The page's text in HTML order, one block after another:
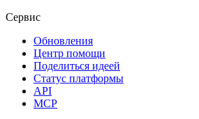
Сервис
Обновления
Центр помощи
Поделиться идеей
Статус платформы
API
MCP